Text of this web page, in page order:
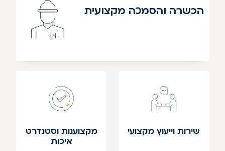
שירות וייעוץ מקצועי
מקצוענות וסטנדרט
איכות
הכשרה והסמכה מקצועית